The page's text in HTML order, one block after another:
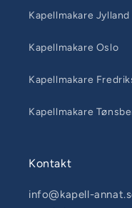
Kapellmakare Jylland
Kapellmakare Oslo
Kapellmakare
Kapellmakare
Kontakt
info@kapell-